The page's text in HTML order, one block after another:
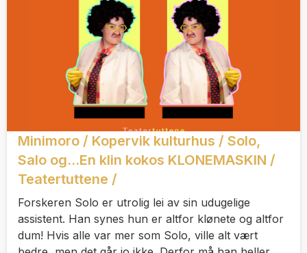
Minimoro / Kopervik kulturhus / Solo,
Salo og...En klin kokos KLONEMASKIN /
Teatertuttene /
Forskeren Solo er utrolig lei av sin udugelige
assistent. Han synes hun er altfor klønete og altfor
dum! Hvis alle var mer som Solo, ville alt vært